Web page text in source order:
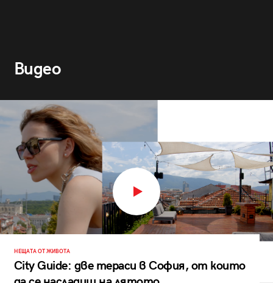
Видео
НЕЩАТА ОТ ЖИВОТА
City Guide: две тераси в София, от които